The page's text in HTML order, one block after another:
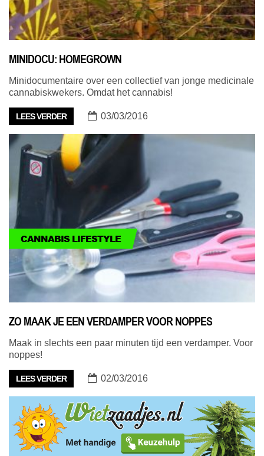
MINIDOCU: HOMEGROWN
Minidocumentaire over een collectief van jonge medicinale
cannabiskwekers. Omdat het cannabis!
LEES VERDER 03/03/2016
CANNABIS LIFESTYLE
ZO MAAK JE EEN VERDAMPER VOOR NOPPES
Maak in slechts een paar minuten tijd een verdamper. Voor
noppes!
LEES VERDER 02/03/2016